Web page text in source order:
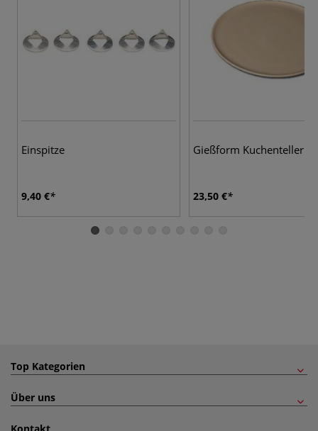
Einspitze
9,40 €
Gießform Kuchenteller
23,50 €
Top Kategorien
Über uns